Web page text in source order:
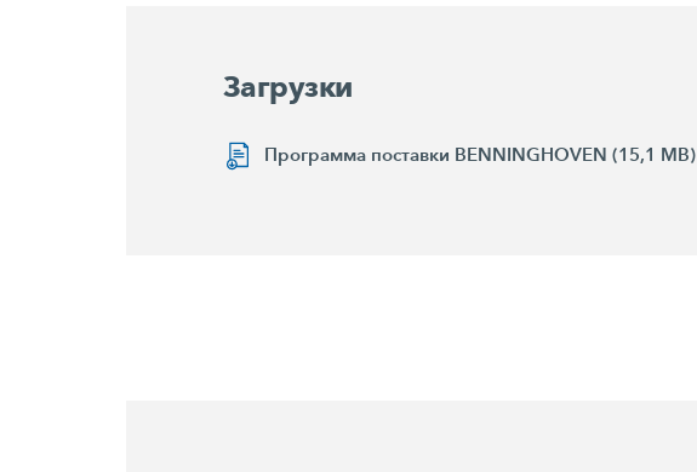
Загрузки
Программа поставки BENNINGHOVEN (15,1 MB)